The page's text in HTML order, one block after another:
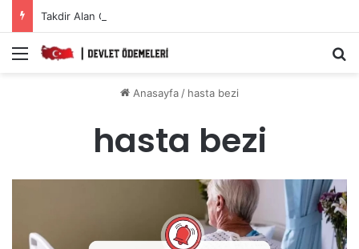
Menü
Anasayfa/ hasta bezi
hasta bezi